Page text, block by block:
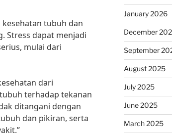
tubuh dan
Stress dapat menjadi
mulai dari
dari
terhadap tekanan
ditangani dengan
dan pikiran, serta
January 2026
December
September
August 2025
July 2025
June 2025
March 2025